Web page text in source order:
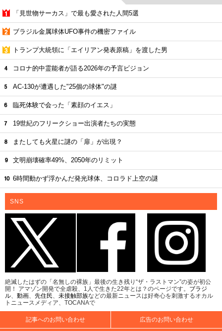
「見世物サーカス」で最も愛された人間5選
ブラジル金属球体UFO事件の機密ファイル
トランプ大統領に「エイリアン発表原稿」を渡した男
コロナ的中霊能者が語る2026年の予言ビジョン
AC-130が遭遇した"25個の球体"の謎
臨死体験で会った「素顔のイエス」
19世紀のフリークショー出演者たちの実態
またしても火星に謎の「扉」が出現？
文明崩壊確率49%、2050年のリミット
6時間動かず浮かんだ発光球体、コロラド上空の謎
SNS
絶滅したはずの「名無しの裸族」最後の生き残り“ザ・ラストマン”の姿が初公
開！ アマゾン開発で全虐殺、1人で生きた22年とは？のページです。 ブラジ
ル
動画 先住民 未接触部族などの最新ニュースは好奇心を刺激するオカル
トニュースメディア、TOCANAで
記事へのお問い合わせ 広告のお問い合わせ